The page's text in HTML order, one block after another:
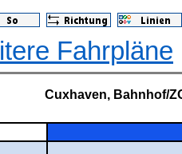
Fahrpläne
Cuxhaven, Bahnhof/